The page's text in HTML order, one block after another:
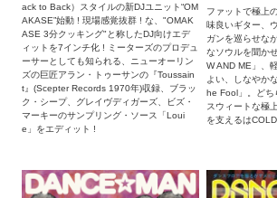
ack to Back）スタイルの新DJユニット“OM
AKASE”始動 ! 現場感覚抜群 ! な、"OMAK
ASE 3分クッキング"と称したDJ向けエデ
ィットを7インチ化 ! ミーターズのプロデュ
ーサーとしても知られる、ニューオーリン
ズの巨匠アラン・トゥーサンの『Toussain
t』(Scepter Records 1970年)収録、ブラッ
ク・シープ、グレイヴディガーズ、ビズ・
マーキーのサンプリング・ソース「Loui
e」をエディット !
ファットで極上
味良いギター、
ガンを巡らせな
なソウルを聞か
W AND ME」、
よい、しなやか
he Fool」。どち
スウィートな極
を支えるは